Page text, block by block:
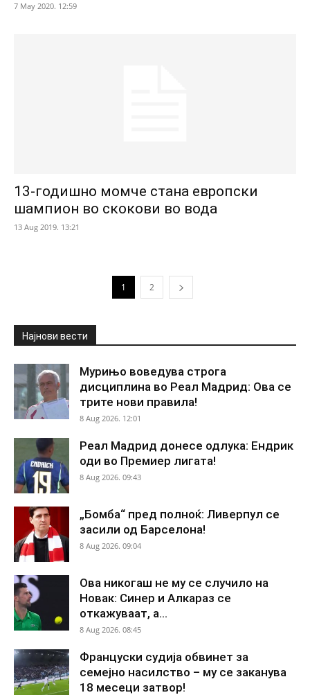
7 May 2020. 12:59
13-годишно момче стана европски
шампион во скокови во вода
13 Aug 2019. 13:21
1 2
Најнови вести
Мурињо воведува строга
дисциплина во Реал Мадрид: Ова се
трите нови правила!
8 Aug 2026. 12:01
Реал Мадрид донесе одлука: Ендрик
оди во Премиер лигата!
8 Aug 2026. 09:43
„Бомба“ пред полноќ: Ливерпул се
засили од Барселона!
8 Aug 2026. 09:04
Ова никогаш не му се случило на
Новак: Синер и Алкараз се
откажуваат, а...
8 Aug 2026. 08:45
Француски судија обвинет за
семејно насилство – му се заканува
18 месеци затвор!